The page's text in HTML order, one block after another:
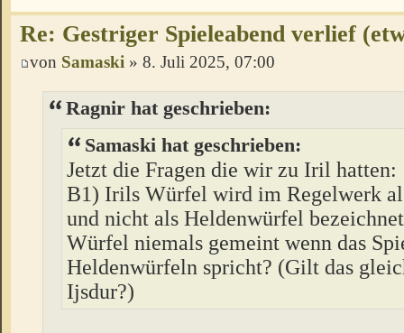
Re: Gestriger Spieleabend verlief
von Samaski » 8. Juli 2025, 07:00
Ragnir hat geschrieben:
Samaski hat geschrieben:
Jetzt die Fragen die wir zu Iril hatten:
B1) Irils Würfel wird im Regelwerk
und nicht als Heldenwürfel
Würfel niemals gemeint wenn das
Heldenwürfeln spricht? (Gilt das
Ijsdur?)